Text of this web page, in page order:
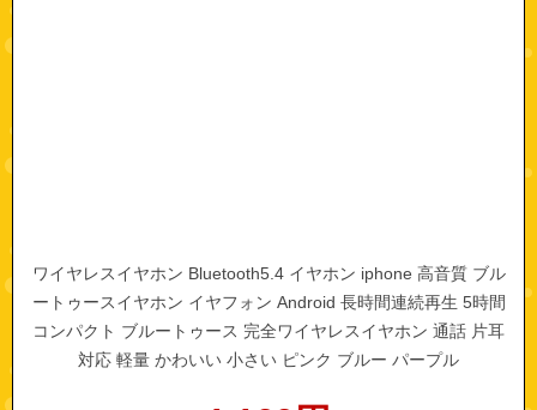
ワイヤレスイヤホン Bluetooth5.4 イヤホン iphone 高音質 ブル
ートゥースイヤホン イヤフォン Android 長時間連続再生 5時間
コンパクト ブルートゥース 完全ワイヤレスイヤホン 通話 片耳
対応 軽量 かわいい 小さい ピンク ブルー パープル